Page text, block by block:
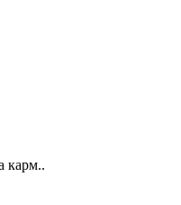
карм..